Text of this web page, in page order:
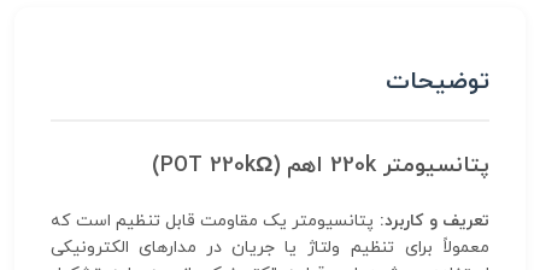
توضیحات
پتانسیومتر 220k اهم (POT 220kΩ)
تعریف و کاربرد: پتانسیومتر یک مقاومت قابل تنظیم است که
معمولاً برای تنظیم ولتاژ یا جریان در مدارهای الکترونیکی